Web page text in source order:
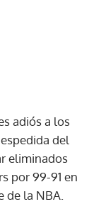
adiós a los
del
eliminados
por 99-91 en
de la NBA.